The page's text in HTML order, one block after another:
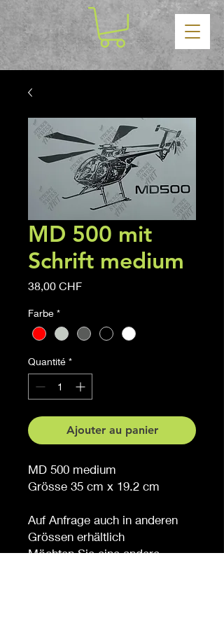
MD 500 mit
Schrift medium
38,00 CHFPrix
Farbe *
Quantité *
Ajouter au panier
MD 500 medium
Grösse 35 cm x 19.2 cm
Auf Anfrage auch in anderen
Grössen erhältlich
Möchten Sie eine andere